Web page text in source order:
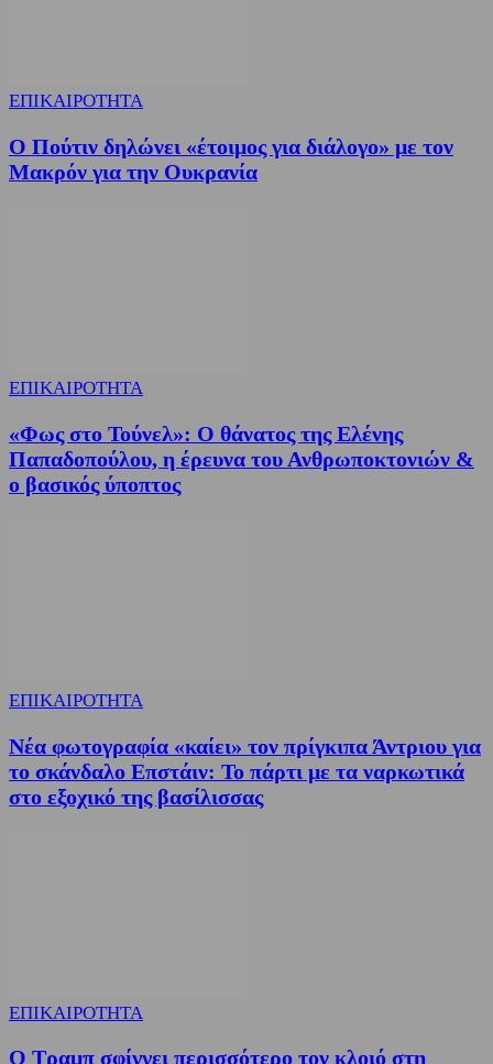
ΕΠΙΚΑΙΡΟΤΗΤΑ
Ο Πούτιν δηλώνει «έτοιμος για διάλογο» με τον
Μακρόν για την Ουκρανία
ΕΠΙΚΑΙΡΟΤΗΤΑ
«Φως στο Τούνελ»: Ο θάνατος της Ελένης
Παπαδοπούλου, η έρευνα του Ανθρωποκτονιών &
ο βασικός ύποπτος
ΕΠΙΚΑΙΡΟΤΗΤΑ
Νέα φωτογραφία «καίει» τον πρίγκιπα Άντριου για
το σκάνδαλο Επστάιν: Το πάρτι με τα ναρκωτικά
στο εξοχικό της βασίλισσας
ΕΠΙΚΑΙΡΟΤΗΤΑ
Ο Τραμπ σφίγγει περισσότερο τον κλοιό στη